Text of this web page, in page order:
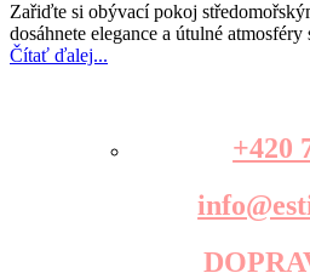
Zařiďte si obývací pokoj
dosáhnete elegance a útulné atmosféry
Čítať ďalej...
+420